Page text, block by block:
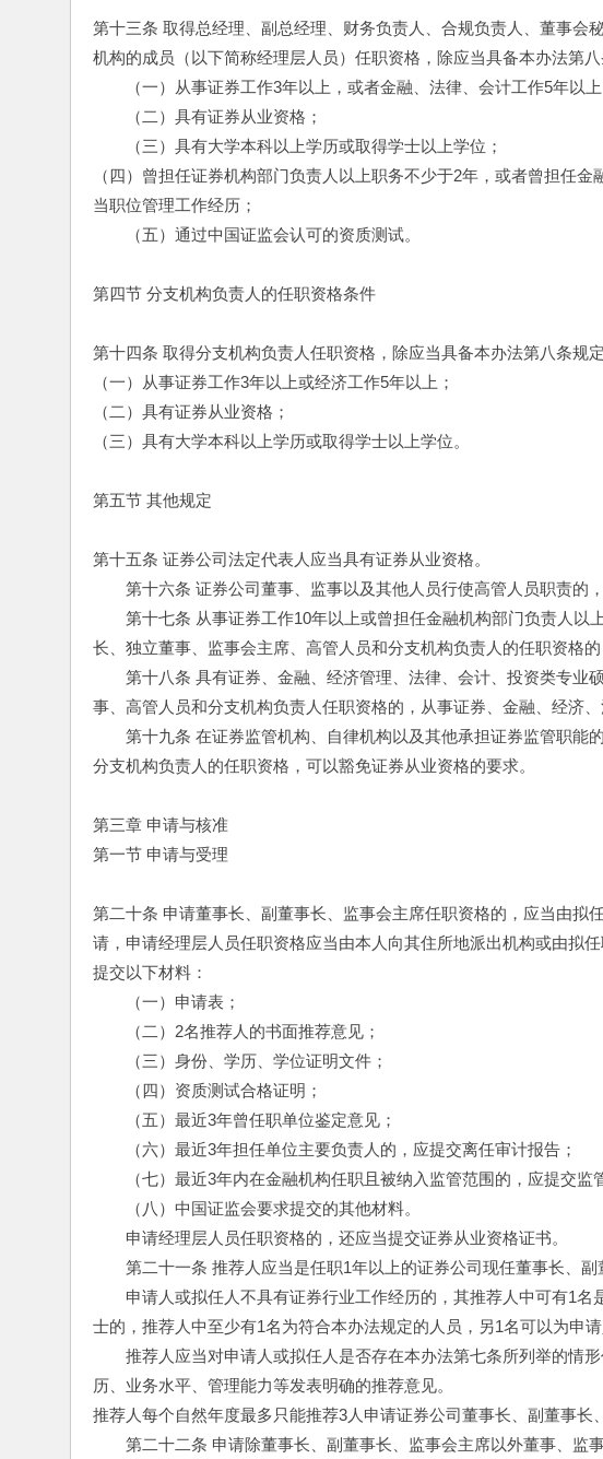
第十三条 取得总经理、副总经理、财务负责人、合规负责人、董事会
机构的成员（以下简称经理层人员）任职资格，除应当具备本办法第
（一）从事证券工作3年以上，或者金融、法律、会计工作5年以上
（二）具有证券从业资格；
（三）具有大学本科以上学历或取得学士以上学位；
（四）曾担任证券机构部门负责人以上职务不少于2年，或者曾担任
当职位管理工作经历；
（五）通过中国证监会认可的资质测试。
第四节 分支机构负责人的任职资格条件
第十四条 取得分支机构负责人任职资格，除应当具备本办法第八条规
（一）从事证券工作3年以上或经济工作5年以上；
（二）具有证券从业资格；
（三）具有大学本科以上学历或取得学士以上学位。
第五节 其他规定
第十五条 证券公司法定代表人应当具有证券从业资格。
第十六条 证券公司董事、监事以及其他人员行使高管人员职责的，
第十七条 从事证券工作10年以上或曾担任金融机构部门负责人以
长、独立董事、监事会主席、高管人员和分支机构负责人的任职资格的
第十八条 具有证券、金融、经济管理、法律、会计、投资类专业
事、高管人员和分支机构负责人任职资格的，从事证券、金融、经济
第十九条 在证券监管机构、自律机构以及其他承担证券监管职能
分支机构负责人的任职资格，可以豁免证券从业资格的要求。
第三章 申请与核准
第一节 申请与受理
第二十条 申请董事长、副董事长、监事会主席任职资格的，应当由拟
请，申请经理层人员任职资格应当由本人向其住所地派出机构或由拟
提交以下材料：
（一）申请表；
（二）2名推荐人的书面推荐意见；
（三）身份、学历、学位证明文件；
（四）资质测试合格证明；
（五）最近3年曾任职单位鉴定意见；
（六）最近3年担任单位主要负责人的，应提交离任审计报告；
（七）最近3年内在金融机构任职且被纳入监管范围的，应提交监
（八）中国证监会要求提交的其他材料。
申请经理层人员任职资格的，还应当提交证券从业资格证书。
第二十一条 推荐人应当是任职1年以上的证券公司现任董事长、副
申请人或拟任人不具有证券行业工作经历的，其推荐人中可有1名
士的，推荐人中至少有1名为符合本办法规定的人员，另1名可以为申
推荐人应当对申请人或拟任人是否存在本办法第七条所列举的情形
历、业务水平、管理能力等发表明确的推荐意见。
推荐人每个自然年度最多只能推荐3人申请证券公司董事长、副董事长
第二十二条 申请除董事长、副董事长、监事会主席以外董事、监